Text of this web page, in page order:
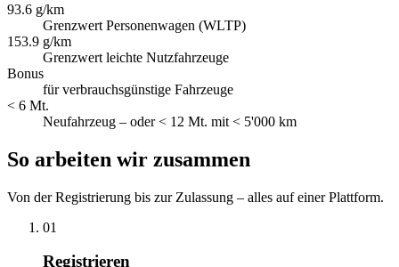
93.6 g/km
Grenzwert Personenwagen (WLTP)
153.9 g/km
Grenzwert leichte Nutzfahrzeuge
Bonus
für verbrauchsgünstige Fahrzeuge
< 6 Mt.
Neufahrzeug – oder < 12 Mt. mit < 5'000 km
So arbeiten wir zusammen
Von der Registrierung bis zur Zulassung – alles auf einer Plattform.
01
Registrieren